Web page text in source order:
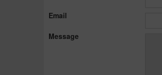
Email
Message